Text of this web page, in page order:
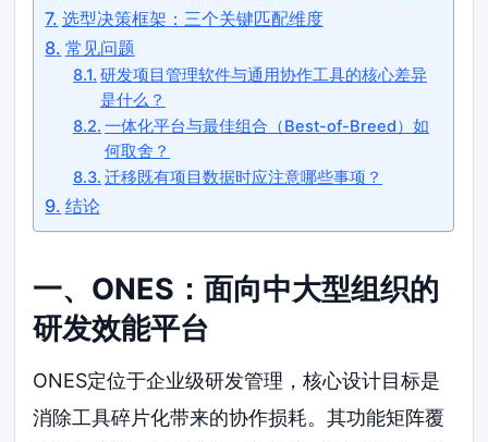
选型决策框架：三个关键匹配维度
常见问题
研发项目管理软件与通用协作工具的核心差异
是什么？
一体化平台与最佳组合（Best-of-Breed）如
何取舍？
迁移既有项目数据时应注意哪些事项？
结论
一、ONES：面向中大型组织的
研发效能平台
ONES定位于企业级研发管理，核心设计目标是
消除工具碎片化带来的协作损耗。其功能矩阵覆